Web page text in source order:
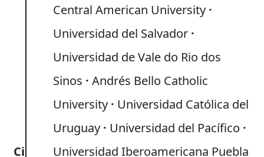
Ci
Central American University
Universidad del Salvador
Universidad de Vale do Rio dos
Sinos
Andrés Bello Catholic
University
Universidad Católica del
Uruguay
Universidad del Pacífico
Universidad Iberoamericana Puebla